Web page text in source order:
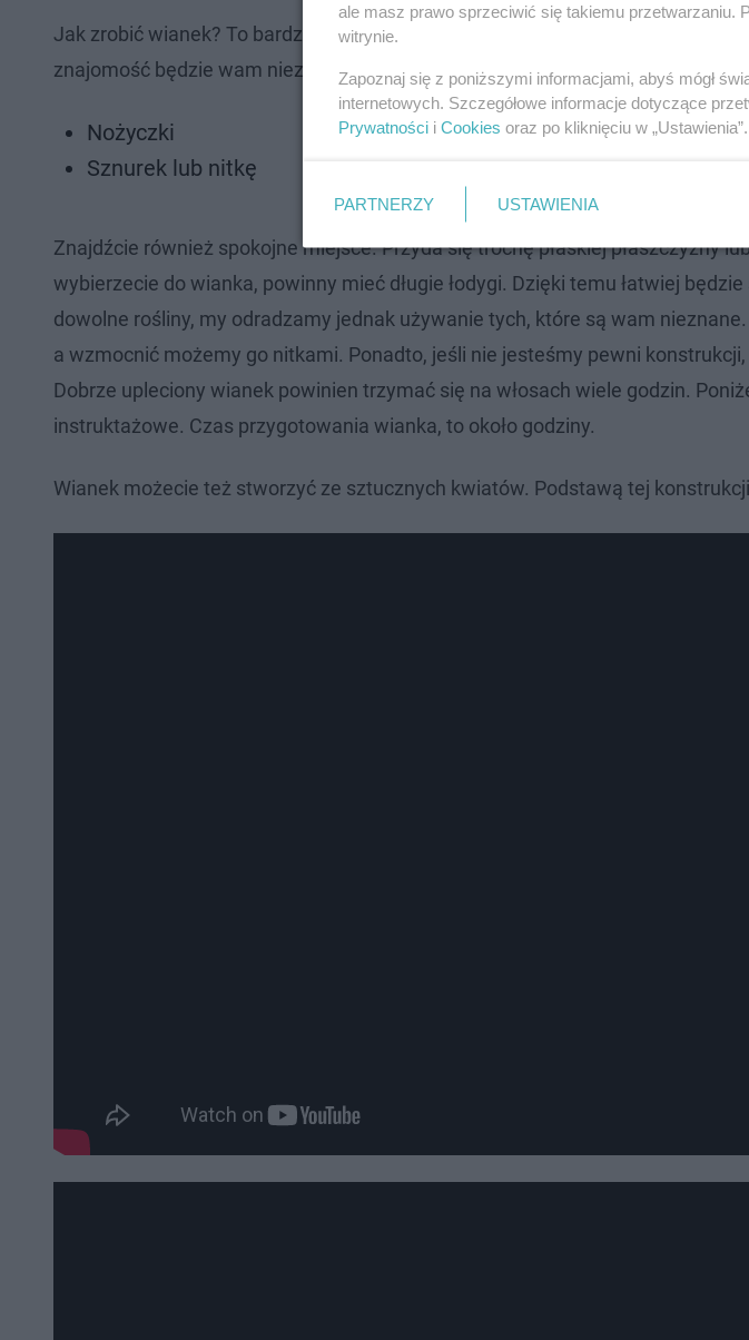
Jak zrobić wianek? To bardzo proste! Na początku przypomnijcie sobie, jak
znajomość będzie wam niezbędna! Następnie musicie przygotować:
Nożyczki
Sznurek lub nitkę
Znajdźcie również spokojne miejsce. Przyda się trochę płaskiej płaszczyzny
wybierzecie do wianka, powinny mieć długie łodygi. Dzięki temu łatwiej
dowolne rośliny, my odradzamy jednak używanie tych, które są wam
a wzmocnić możemy go nitkami. Ponadto, jeśli nie jesteśmy pewni
Dobrze upleciony wianek powinien trzymać się na włosach wiele godzin.
instruktażowe. Czas przygotowania wianka, to około godziny.
Wianek możecie też stworzyć ze sztucznych kwiatów. Podstawą tej
ale masz prawo sprzeciwić się takiemu przetwarzaniu.
witrynie.
Zapoznaj się z poniższymi informacjami, abyś mógł
internetowych. Szczegółowe informacje dotyczące
Prywatności i Cookies oraz po kliknięciu w „Ustawienia”.
PARTNERZY USTAWIENIA